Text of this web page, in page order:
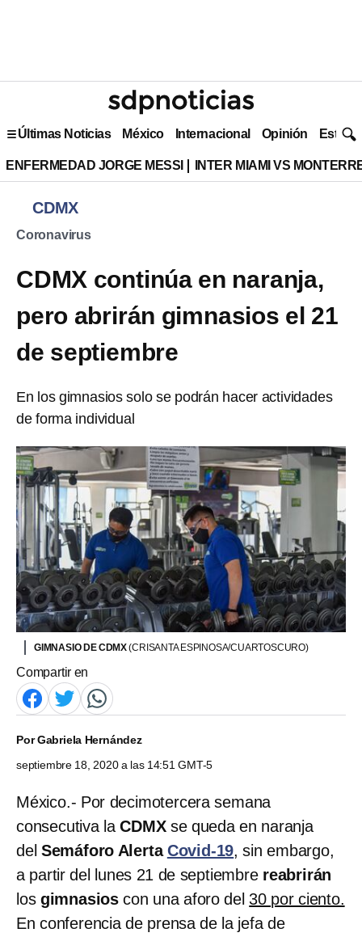
Últimas Noticias México Internacional Opinión Estilo
ENFERMEDAD JORGE MESSI INTER MIAMI VS
CDMX
Coronavirus
CDMX continúa en naranja,
pero abrirán gimnasios el 21
de septiembre
En los gimnasios solo se podrán hacer actividades
de forma individual
GIMNASIO DE CDMX(CRISANTA ESPINOSA/CUARTOSCURO)
Compartir en
PorGabriela Hernández
septiembre 18, 2020 a las 14:51 GMT-5
México.- Por decimotercera semana
consecutiva laCDMXse queda en naranja
del Semáforo AlertaCovid-19, sin embargo,
a partir del lunes 21 de septiembrereabrirán
los gimnasios con una aforo del 30 por ciento.
En conferencia de prensa de la jefa de